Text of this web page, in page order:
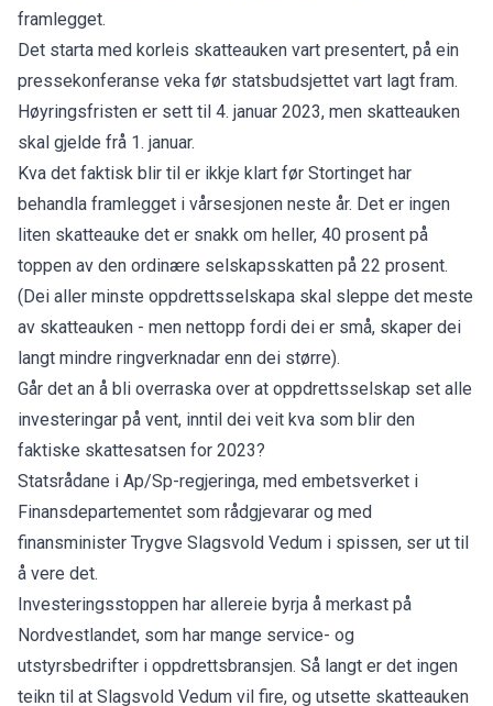
framlegget.
Det starta med korleis skatteauken vart presentert, på ein
pressekonferanse veka før statsbudsjettet vart lagt fram.
Høyringsfristen er sett til 4. januar 2023, men skatteauken
skal gjelde frå 1. januar.
Kva det faktisk blir til er ikkje klart før Stortinget har
behandla framlegget i vårsesjonen neste år. Det er ingen
liten skatteauke det er snakk om heller, 40 prosent på
toppen av den ordinære selskapsskatten på 22 prosent.
(Dei aller minste oppdrettsselskapa skal sleppe det meste
av skatteauken - men nettopp fordi dei er små, skaper dei
langt mindre ringverknadar enn dei større).
Går det an å bli overraska over at oppdrettsselskap set alle
investeringar på vent, inntil dei veit kva som blir den
faktiske skattesatsen for 2023?
Statsrådane i Ap/Sp-regjeringa, med embetsverket i
Finansdepartementet som rådgjevarar og med
finansminister Trygve Slagsvold Vedum i spissen, ser ut til
å vere det.
Investeringsstoppen har allereie byrja å merkast på
Nordvestlandet, som har mange service- og
utstyrsbedrifter i oppdrettsbransjen. Så langt er det ingen
teikn til at Slagsvold Vedum vil fire, og utsette skatteauken